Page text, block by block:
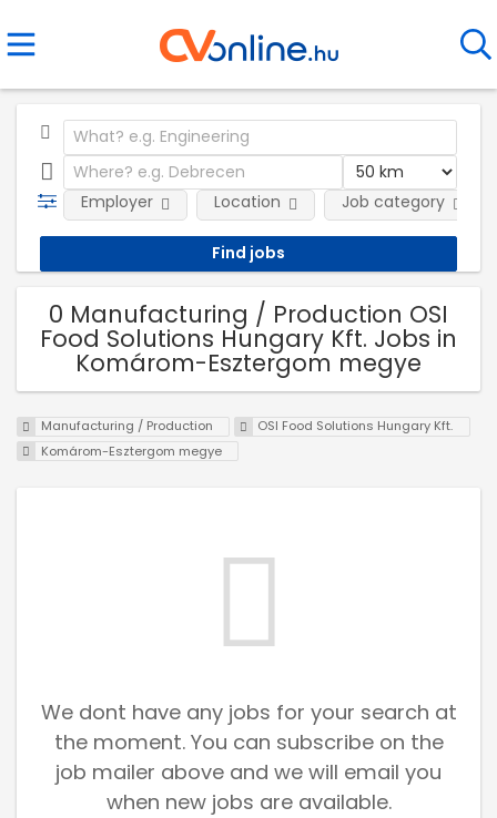
Employer Location Job category
0 Manufacturing / Production OSI
Food Solutions Hungary Kft. Jobs in
Komárom-Esztergom megye
Manufacturing / Production
OSI Food Solutions Hungary Kft.
Komárom-Esztergom megye
We dont have any jobs for your search at
the moment. You can subscribe on the
job mailer above and we will email you
when new jobs are available.